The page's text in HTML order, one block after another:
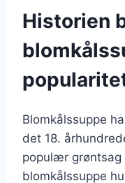
Historien
Blomkålssuppe
det 18.
populær grøntsag
blomkålssuppe